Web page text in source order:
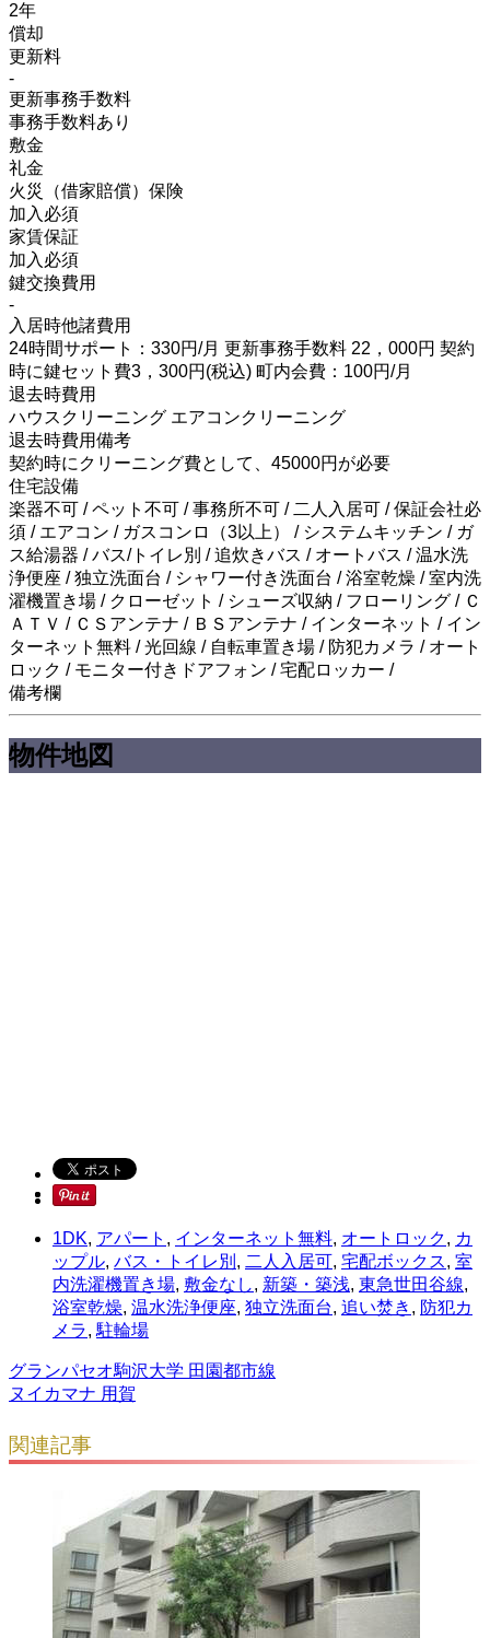
2年
償却
更新料
-
更新事務手数料
事務手数料あり
敷金
礼金
火災（借家賠償）保険
加入必須
家賃保証
加入必須
鍵交換費用
-
入居時他諸費用
24時間サポート：330円/月 更新事務手数料 22，000円 契約
時に鍵セット費3，300円(税込) 町内会費：100円/月
退去時費用
ハウスクリーニング エアコンクリーニング
退去時費用備考
契約時にクリーニング費として、45000円が必要
住宅設備
楽器不可 / ペット不可 / 事務所不可 / 二人入居可 / 保証会社必
須 / エアコン / ガスコンロ（3以上） / システムキッチン / ガ
ス給湯器 / バス/トイレ別 / 追炊きバス / オートバス / 温水洗
浄便座 / 独立洗面台 / シャワー付き洗面台 / 浴室乾燥 / 室内洗
濯機置き場 / クローゼット / シューズ収納 / フローリング / Ｃ
ＡＴＶ / ＣＳアンテナ / ＢＳアンテナ / インターネット / イン
ターネット無料 / 光回線 / 自転車置き場 / 防犯カメラ / オート
ロック / モニター付きドアフォン / 宅配ロッカー /
備考欄
物件地図
1DK, アパート , インターネット無料, オートロック, カ
ップル, バス・トイレ別 , 二人入居可, 宅配ボックス, 室
内洗濯機置き場, 敷金なし, 新築・築浅, 東急世田谷線,
浴室乾燥, 温水洗浄便座, 独立洗面台, 追い焚き , 防犯カ
メラ, 駐輪場
グランパセオ駒沢大学 田園都市線
ヌイカマナ 用賀
関連記事